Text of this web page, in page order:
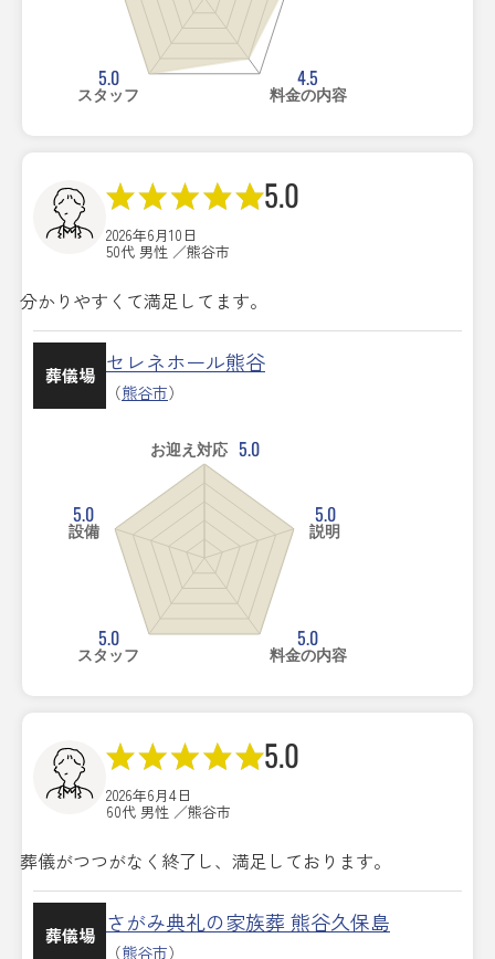
4.5
料金の内容
5.0
スタッフ
5.0
2026年6月10日
50代 男性 ／熊谷市
分かりやすくて満足してます。
葬儀場 セレネホール熊谷
（熊谷市）
お迎え対応 5.0
5.0
説明
5.0
料金の内容
5.0
スタッフ
5.0
設備
5.0
2026年6月4日
60代 男性 ／熊谷市
葬儀がつつがなく終了し、満足しております。
葬儀場 さがみ典礼の家族葬 熊谷久保島
（熊谷市）